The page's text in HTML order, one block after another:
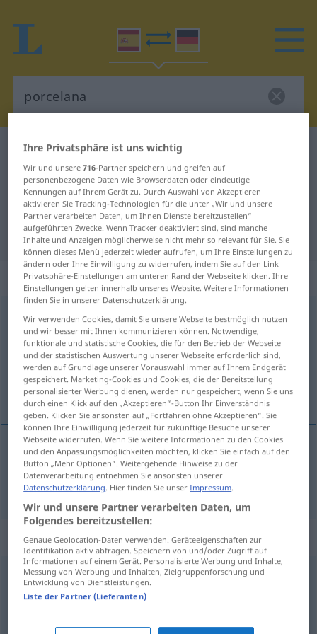
Spanisch-Deutsch Wörterbuch
Spanisch-Deutsch Übersetzung für
"porcelana"
"porcelana" Deutsch Übersetzung
„porcelana“: femenino
porcelana [pɔrθeˈlana]f
Übersicht aller Übersetzungen
(Für mehr Details die Übersetzung anklicken/antippen)
Porzellan
Porzellann porcelana
Beispielsätze für "porcelana"
porcelanafdeSajonia
MeißnerPorzellann
Ihre Privatsphäre ist uns wichtig
Wir und unsere716-Partner speichern und greifen auf
personenbezogene Daten wie Browserdaten oder eindeutige
Kennungen auf Ihrem Gerät zu. Durch Auswahl von Akzeptieren
aktivieren Sie Tracking-Technologien für die unter „Wir und unsere
Partner verarbeiten Daten, um Ihnen Dienste bereitzustellen“
aufgeführten Zwecke. Wenn Tracker deaktiviert sind, sind manche
Inhalte und Anzeigen möglicherweise nicht mehr so relevant für Sie. Sie
können dieses Menü jederzeit wieder aufrufen, um Ihre Einstellungen zu
ändern oder Ihre Einwilligung zu widerrufen, indem Sie auf den Link
Privatsphäre-Einstellungen am unteren Rand der Webseite klicken. Ihre
Einstellungen gelten innerhalb unseres Website. Weitere Informationen
finden Sie in unserer Datenschutzerklärung.
Wir verwenden Cookies, damit Sie unsere Webseite bestmöglich nutzen
und wir besser mit Ihnen kommunizieren können. Notwendige,
funktionale und statistische Cookies, die für den Betrieb der Webseite
und der statistischen Auswertung unserer Webseite erforderlich sind,
werden auf Grundlage unserer Vorauswahl immer auf Ihrem Endgerät
gespeichert. Marketing-Cookies und Cookies, die der Bereitstellung
personalisierter Werbung dienen, werden nur gespeichert, wenn Sie uns
durch einen Klick auf den „Akzeptieren“-Button Ihr Einverständnis
geben. Klicken Sie ansonsten auf „Fortfahren ohne Akzeptieren“. Sie
können Ihre Einwilligung jederzeit für zukünftige Besuche unserer
Webseite widerrufen. Wenn Sie weitere Informationen zu den Cookies
und den Anpassungsmöglichkeiten möchten, klicken Sie einfach auf den
Button „Mehr Optionen“. Weitergehende Hinweise zu der
Datenverarbeitung entnehmen Sie ansonsten unserer
Datenschutzerklärung. Hier finden Sie unserImpressum.
Wir und unsere Partner verarbeiten Daten, um
Folgendes bereitzustellen:
Genaue Geolocation-Daten verwenden. Geräteeigenschaften zur
Identifikation aktiv abfragen. Speichern von und/oder Zugriff auf
Informationen auf einem Gerät. Personalisierte Werbung und Inhalte,
Messung von Werbung und Inhalten, Zielgruppenforschung und
Entwicklung von Dienstleistungen.
Liste der Partner (Lieferanten)